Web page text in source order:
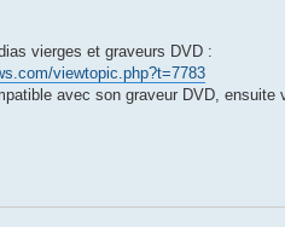
vierges et graveurs DVD :
viewtopic.php?t=7783
avec son graveur DVD,